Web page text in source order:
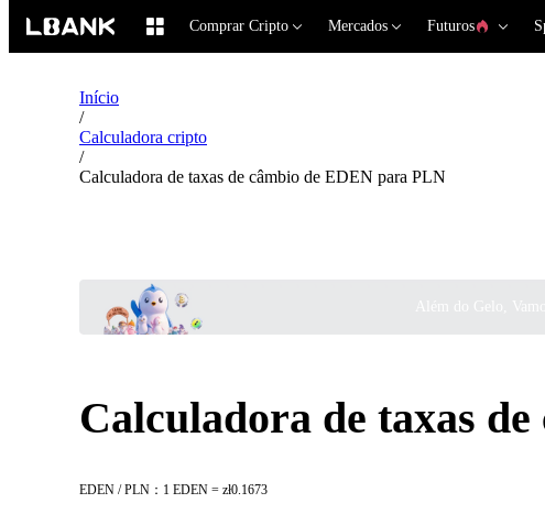
Comprar Cripto Mercados Futuros
Início
/
Calculadora cripto
/
Calculadora de taxas de câmbio de EDEN para PLN
Calculadora de taxas
EDEN / PLN：1 EDEN = zł0.1673